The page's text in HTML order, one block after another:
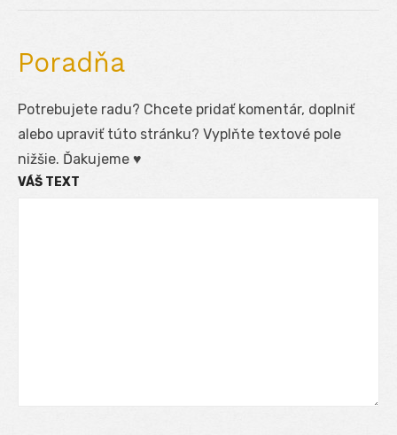
Poradňa
Potrebujete radu? Chcete pridať komentár, doplniť
alebo upraviť túto stránku? Vyplňte textové pole
nižšie. Ďakujeme ♥
VÁŠ TEXT